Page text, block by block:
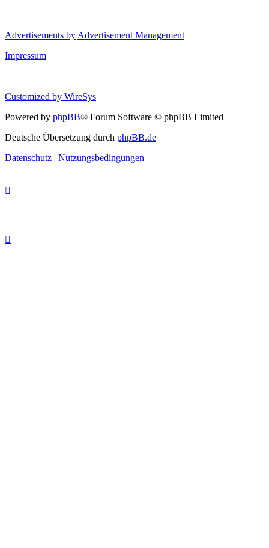
Advertisements by Advertisement Management
Impressum
Customized by WireSys
Powered by phpBB® Forum Software © phpBB Limited
Deutsche Übersetzung durch phpBB.de
Datenschutz | Nutzungsbedingungen